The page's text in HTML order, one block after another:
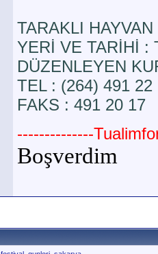
TARAKLI
YERİ VE TARİHİ :
DÜZENLEYEN
TEL : (264) 491 22
FAKS : 491 20 17
--------------
Boşverdim